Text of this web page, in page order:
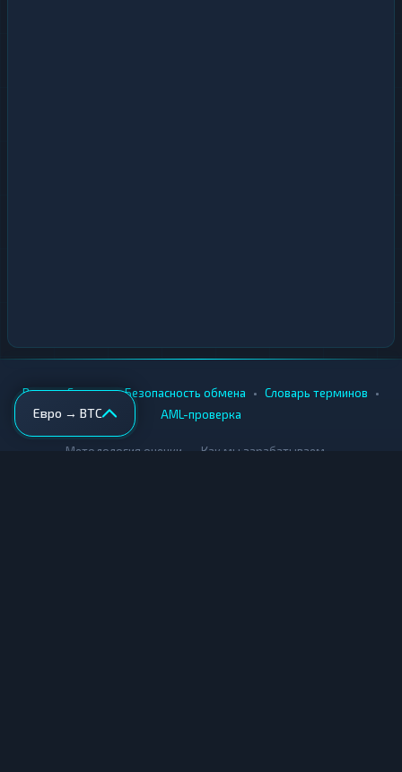
Евро → BTC
Вики • Города • Безопасность обмена • Словарь терминов •
AML-проверка
Методология оценки Как мы зарабатываем